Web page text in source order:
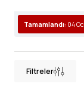
Tamamlandı: 04
Filtreler